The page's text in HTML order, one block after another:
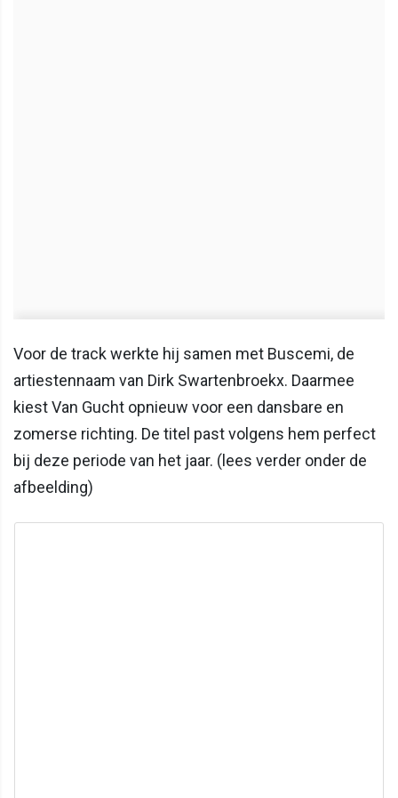
Voor de track werkte hij samen met Buscemi, de
artiestennaam van Dirk Swartenbroekx. Daarmee
kiest Van Gucht opnieuw voor een dansbare en
zomerse richting. De titel past volgens hem perfect
bij deze periode van het jaar. (lees verder onder de
afbeelding)